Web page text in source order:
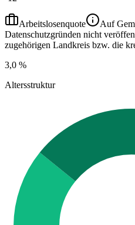
Arbeitslosenquote
Auf
Datenschutzgründen nicht
zugehörigen Landkreis bzw. die
3,0 %
Altersstruktur